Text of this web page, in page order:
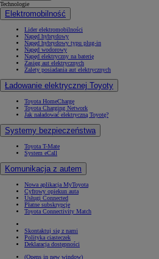
Technologie
Elektromobilność
Lider elektromobilności
Napęd hybrydowy
Napęd hybrydowy typu plug-in
Napęd wodorowy
Napęd elektryczny na baterię
Zasięg aut elektrycznych
Zalety posiadania aut elektrycznych
Ładowanie elektrycznej Toyoty
Toyota HomeCharge
Toyota Charging Network
Jak naładować elektryczną Toyotę?
Systemy bezpieczeństwa
Toyota T-Mate
System eCall
Komunikacja z autem
Nowa aplikacja MyToyota
Cyfrowy opiekun auta
Usługi Connected
Płatne subskrypcje
Toyota Connectivity Match
Skontaktuj się z nami
Polityka ciasteczek
Deklaracja dostępności
(Opens in new window)